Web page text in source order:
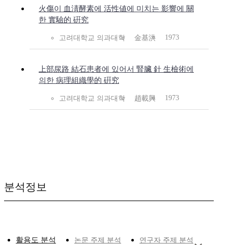
火傷이 血淸酵素에 活性値에 미치는 影響에 關
한 實驗的 硏究
고려대학교 의과대학 金基洪 1973
上部尿路 結石患者에 있어서 腎臟 針 生檢術에
의한 病理組織學的 硏究
고려대학교 의과대학 趙載興 1973
분석정보
활용도 분석 논문 주제 분석 연구자 주제 분석